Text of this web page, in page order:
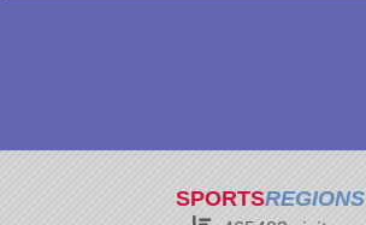
SPORTSREGIONS